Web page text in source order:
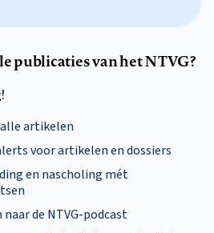
publicaties van het NTVG?
artikelen
voor artikelen en dossiers
en nascholing mét
de NTVG-podcast